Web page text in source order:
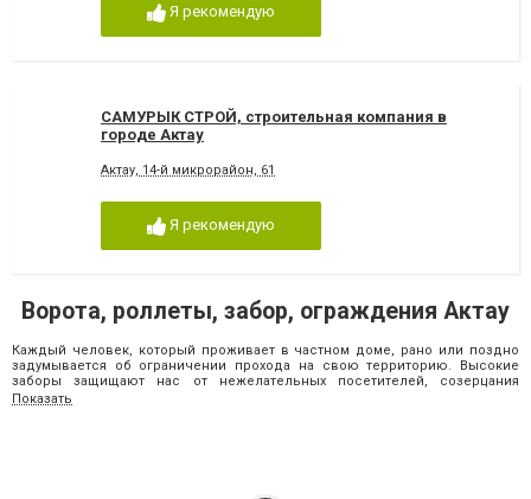
Я рекомендую
САМУРЫК СТРОЙ, строительная компания в
городе Актау
Актау, ​14-й микрорайон, 61
Я рекомендую
Ворота, роллеты, забор, ограждения Актау
Каждый человек, который проживает в частном доме, рано или поздно
задумывается об ограничении прохода на свою территорию. Высокие
заборы защищают нас от нежелательных посетителей, созерцания
приусадебного участка посторонними людьми, вмешательства в
Показать